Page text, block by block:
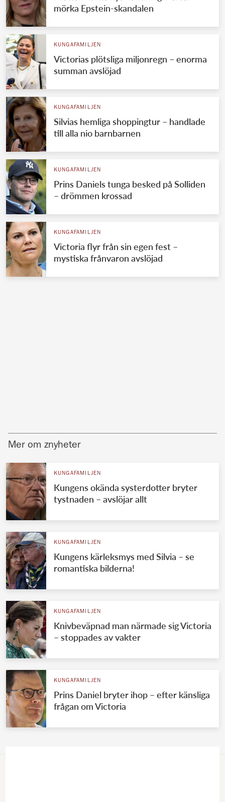
mörka Epstein-skandalen
KUNGAFAMILJEN
Victorias plötsliga miljonregn – enorma
summan avslöjad
KUNGAFAMILJEN
Silvias hemliga shoppingtur – handlade
till alla nio barnbarnen
KUNGAFAMILJEN
Prins Daniels tunga besked på Solliden
– drömmen krossad
KUNGAFAMILJEN
Victoria flyr från sin egen fest –
mystiska frånvaron avslöjad
Mer om znyheter
KUNGAFAMILJEN
Kungens okända systerdotter bryter
tystnaden – avslöjar allt
KUNGAFAMILJEN
Kungens kärleksmys med Silvia – se
romantiska bilderna!
KUNGAFAMILJEN
Knivbeväpnad man närmade sig Victoria
– stoppades av vakter
KUNGAFAMILJEN
Prins Daniel bryter ihop – efter känsliga
frågan om Victoria